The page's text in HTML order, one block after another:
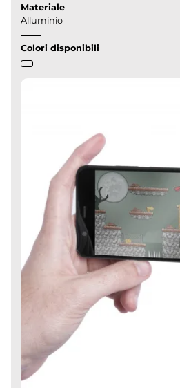
Materiale
Alluminio
Colori disponibili